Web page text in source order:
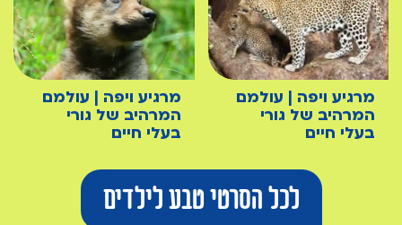
מרגיע ויפה | עולמם
המרהיב של גורי
בעלי חיים
מרגיע ויפה | עולמם
המרהיב של גורי
בעלי חיים
לכל הסרטי טבע לילדים